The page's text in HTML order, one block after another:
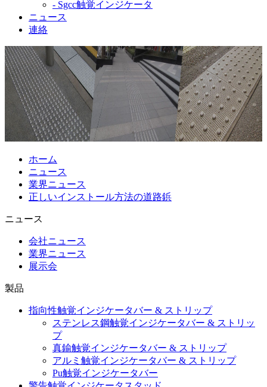
- Sgcc触覚インジケータ
ニュース
連絡
ホーム
ニュース
業界ニュース
正しいインストール方法の道路鋲
ニュース
会社ニュース
業界ニュース
展示会
製品
指向性触覚インジケータバー & ストリップ
ステンレス鋼触覚インジケータバー & ストリッ
プ
真鍮触覚インジケータバー & ストリップ
アルミ触覚インジケータバー & ストリップ
Pu触覚インジケータバー